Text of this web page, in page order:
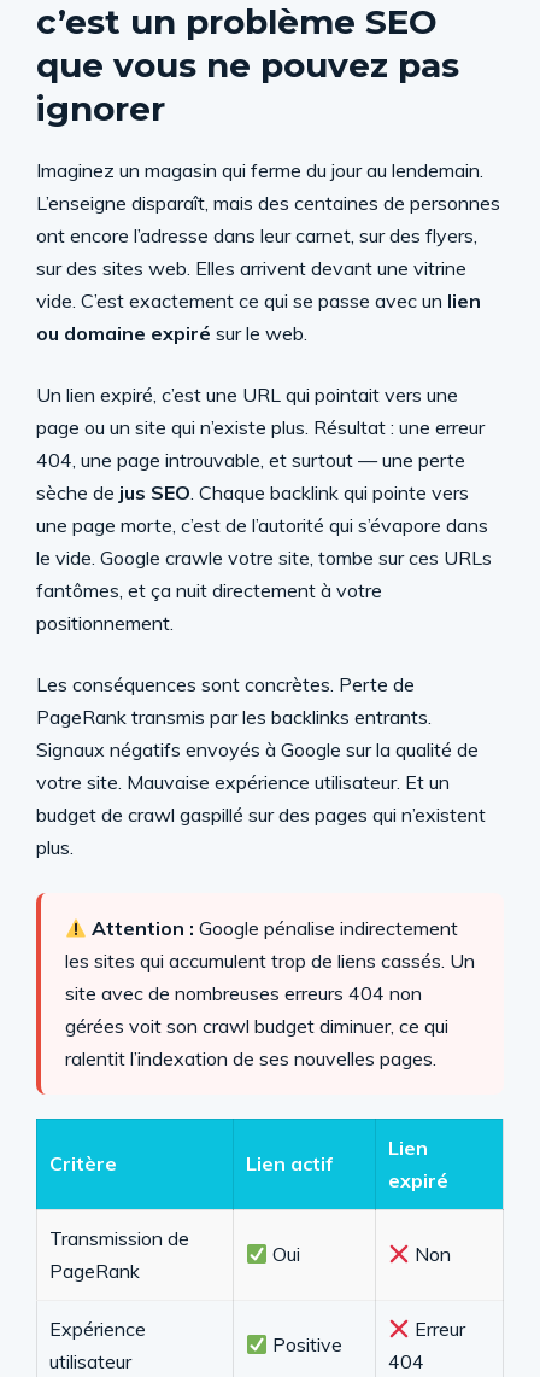
c’est un problème SEO
que vous ne pouvez pas
ignorer
Imaginez un magasin qui ferme du jour au lendemain.
L’enseigne disparaît, mais des centaines de personnes
ont encore l’adresse dans leur carnet, sur des flyers,
sur des sites web. Elles arrivent devant une vitrine
vide. C’est exactement ce qui se passe avec un lien
ou domaine expiré sur le web.
Un lien expiré, c’est une URL qui pointait vers une
page ou un site qui n’existe plus. Résultat : une erreur
404, une page introuvable, et surtout — une perte
sèche de jus SEO. Chaque backlink qui pointe vers
une page morte, c’est de l’autorité qui s’évapore dans
le vide. Google crawle votre site, tombe sur ces URLs
fantômes, et ça nuit directement à votre
positionnement.
Les conséquences sont concrètes. Perte de
PageRank transmis par les backlinks entrants.
Signaux négatifs envoyés à Google sur la qualité de
votre site. Mauvaise expérience utilisateur. Et un
budget de crawl gaspillé sur des pages qui n’existent
plus.
Attention : Google pénalise indirectement
les sites qui accumulent trop de liens cassés. Un
site avec de nombreuses erreurs 404 non
gérées voit son crawl budget diminuer, ce qui
ralentit l’indexation de ses nouvelles pages.
Critère Lien actif
Lien
expiré
Transmission de
PageRank
Oui Non
Expérience
utilisateur
Positive
Erreur
404